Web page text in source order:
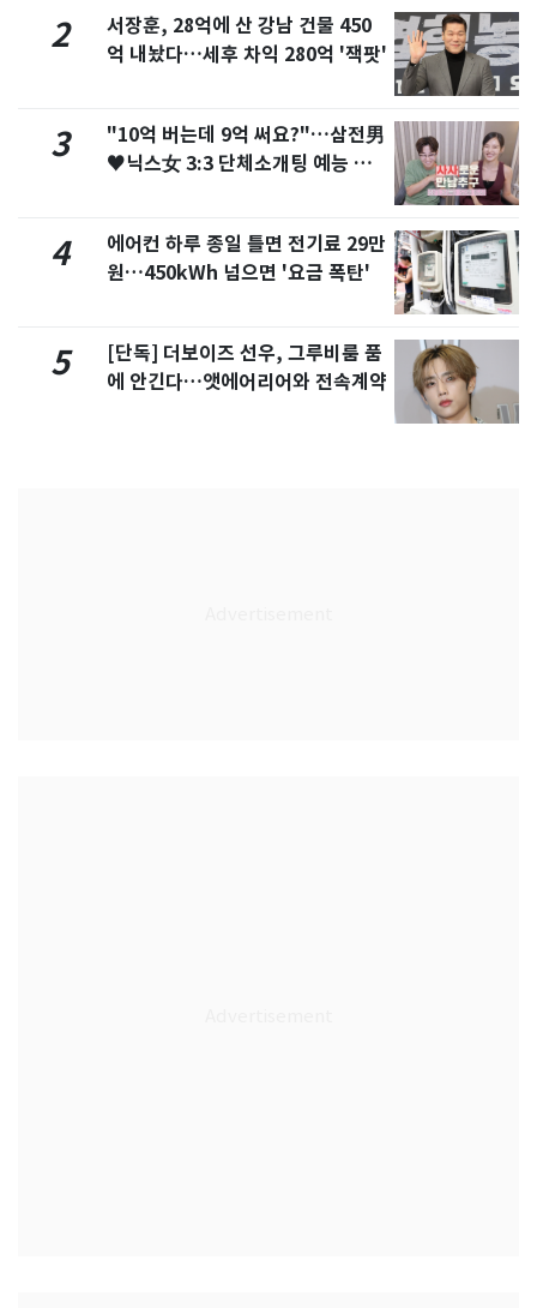
2
서장훈, 28억에 산 강남 건물 450
억 내놨다…세후 차익 280억 '잭팟'
3
"10억 버는데 9억 써요?"…삼전男
♥닉스女 3:3 단체소개팅 예능 화
4
에어컨 하루 종일 틀면 전기료 29만
원…450kWh 넘으면 '요금 폭탄'
5
[단독] 더보이즈 선우, 그루비룸 품
에 안긴다…앳에어리어와 전속계약